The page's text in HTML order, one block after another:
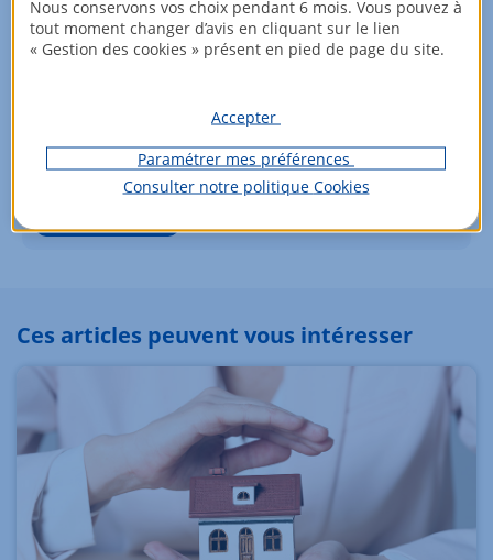
Trouvez le bien idéal !
Ces articles peuvent vous intéresser
Nous conservons vos choix pendant 6 mois. Vous pouvez à
tout moment changer d’avis en cliquant sur le lien
« Gestion des cookies » présent en pied de page du site.
Accepter
Paramétrer mes préférences
Consulter notre politique Cookies